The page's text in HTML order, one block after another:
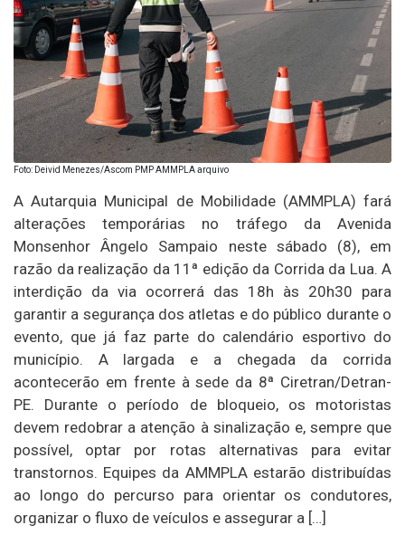
Foto: Deivid Menezes/Ascom PMP AMMPLA arquivo
A Autarquia Municipal de Mobilidade (AMMPLA) fará
alterações temporárias no tráfego da Avenida
Monsenhor Ângelo Sampaio neste sábado (8), em
razão da realização da 11ª edição da Corrida da Lua. A
interdição da via ocorrerá das 18h às 20h30 para
garantir a segurança dos atletas e do público durante o
evento, que já faz parte do calendário esportivo do
município. A largada e a chegada da corrida
acontecerão em frente à sede da 8ª Ciretran/Detran-
PE. Durante o período de bloqueio, os motoristas
devem redobrar a atenção à sinalização e, sempre que
possível, optar por rotas alternativas para evitar
transtornos. Equipes da AMMPLA estarão distribuídas
ao longo do percurso para orientar os condutores,
organizar o fluxo de veículos e assegurar a […]